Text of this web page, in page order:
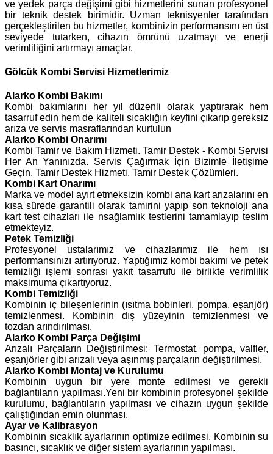
ve yedek parça değişimi gibi hizmetlerini sunan profesyonel
bir teknik destek birimidir. Uzman teknisyenler tarafından
gerçekleştirilen bu hizmetler, kombinizin performansını en üst
seviyede tutarken, cihazın ömrünü uzatmayı ve enerji
verimliliğini artırmayı amaçlar.
Gölcük Kombi Servisi Hizmetlerimiz
Alarko Kombi Bakımı
Kombi bakımlarını her yıl düzenli olarak yaptırarak hem
tasarruf edin hem de kaliteli sıcaklığın keyfini çıkarıp gereksiz
arıza ve servis masraflarından kurtulun
Alarko Kombi Onarımı
Kombi Tamir ve Bakım Hizmeti. Tamir Destek - Kombi Servisi
Her An Yanınızda. Servis Çağırmak İçin Bizimle İletişime
Geçin. Tamir Destek Hizmeti. Tamir Destek Çözümleri.
Kombi Kart Onarımı
Marka ve model ayırt etmeksizin kombi ana kart arızalarını en
kısa sürede garantili olarak tamirini yapıp son teknoloji ana
kart test cihazları ile nsağlamlık testlerini tamamlayıp teslim
etmekteyiz.
Petek Temizliği
Profesyonel ustalarımız ve cihazlarımız ile hem ısı
performansınızı artırıyoruz. Yaptığımız kombi bakımı ve petek
temizliği işlemi sonrası yakıt tasarrufu ile birlikte verimlilik
maksimuma çıkartıyoruz.
Kombi Temizliği
Kombinin iç bileşenlerinin (ısıtma bobinleri, pompa, eşanjör)
temizlenmesi. Kombinin dış yüzeyinin temizlenmesi ve
tozdan arındırılması.
Alarko Kombi Parça Değişimi
Arızalı Parçaların Değiştirilmesi: Termostat, pompa, valfler,
eşanjörler gibi arızalı veya aşınmış parçaların değiştirilmesi.
Alarko Kombi Montaj ve Kurulumu
Kombinin uygun bir yere monte edilmesi ve gerekli
bağlantıların yapılması.Yeni bir kombinin profesyonel şekilde
kurulumu, bağlantıların yapılması ve cihazın uygun şekilde
çalıştığından emin olunması.
Ayar ve Kalibrasyon
Kombinin sıcaklık ayarlarının optimize edilmesi. Kombinin su
basıncı, sıcaklık ve diğer sistem ayarlarının yapılması.